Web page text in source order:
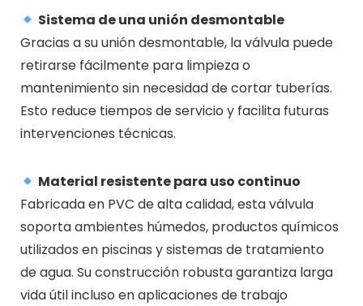
Sistema de una unión desmontable
Gracias a su unión desmontable, la válvula puede
retirarse fácilmente para limpieza o
mantenimiento sin necesidad de cortar tuberías.
Esto reduce tiempos de servicio y facilita futuras
intervenciones técnicas.
Material resistente para uso continuo
Fabricada en PVC de alta calidad, esta válvula
soporta ambientes húmedos, productos químicos
utilizados en piscinas y sistemas de tratamiento
de agua. Su construcción robusta garantiza larga
vida útil incluso en aplicaciones de trabajo